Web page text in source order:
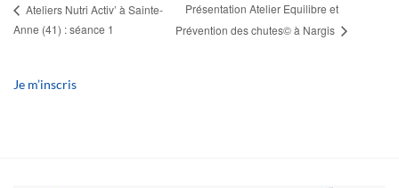
Ateliers Nutri Activ’ à Sainte-
Anne (41) : séance 1
Présentation Atelier Equilibre et
Prévention des chutes© à Nargis
Je m’inscris